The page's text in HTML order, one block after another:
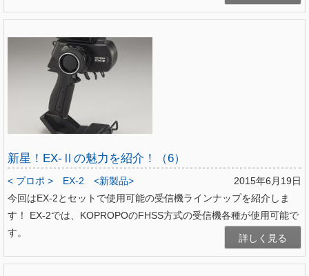
新星！EX-Ⅱの魅力を紹介！（6）
2015年6月19日
< プロポ > EX-2
<新製品>
今回はEX-2とセットで使用可能の受信機ラインナップを紹介しま
す！ EX-2では、KOPROPOのFHSS方式の受信機各種が使用可能で
す。
詳しく見る